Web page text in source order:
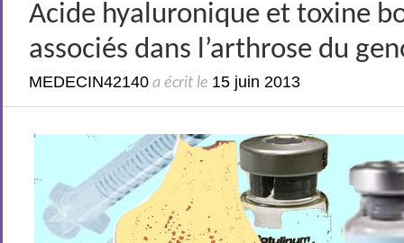
Acide hyaluronique et toxine
associés dans l’arthrose du
MEDECIN42140 a écrit le 15 juin 2013